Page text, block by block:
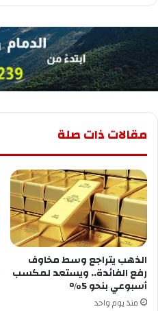
مقالات ذات صلة
الذهب يتراجع وسط مخاوف
رفع الفائدة.. ويستعد لمكسب
أسبوعي بنحو 5%
منذ يوم واحد